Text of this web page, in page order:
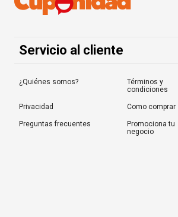
Servicio al cliente
¿Quiénes somos?
Términos y
condiciones
Privacidad Como comprar
Preguntas frecuentes
Promociona tu
negocio